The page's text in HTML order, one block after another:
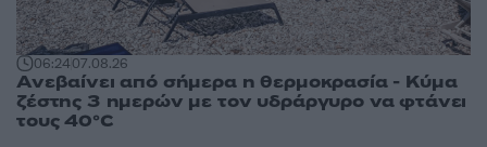
06:2407.08.26
Ανεβαίνει από σήμερα η θερμοκρασία - Κύμα
ζέστης 3 ημερών με τον υδράργυρο να φτάνει
τους 40°C